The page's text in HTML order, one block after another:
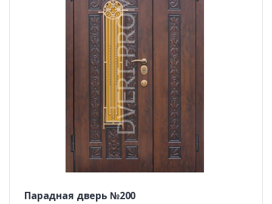
Парадная дверь №200